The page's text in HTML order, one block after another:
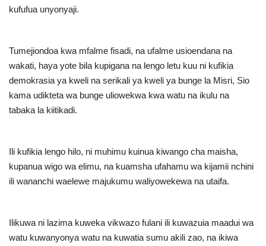
Waanzilishi
Raia wa ulimwengu mzima
Nyaraka
Washiriki
Maonyesho
kufufua unyonyaji.
Tumejiondoa kwa mfalme fisadi, na ufalme usioendana na
wakati, haya yote bila kupigana na lengo letu kuu ni kufikia
demokrasia ya kweli na serikali ya kweli ya bunge la Misri, Sio
kama udikteta wa bunge uliowekwa kwa watu na ikulu na
tabaka la kiitikadi.
Ili kufikia lengo hilo, ni muhimu kuinua kiwango cha maisha,
kupanua wigo wa elimu, na kuamsha ufahamu wa kijamii nchini
ili wananchi waelewe majukumu waliyowekewa na utaifa.
Ilikuwa ni lazima kuweka vikwazo fulani ili kuwazuia maadui wa
watu kuwanyonya watu na kuwatia sumu akili zao, na ikiwa